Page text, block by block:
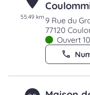
55.49 km 9 Rue du
77120
Ouvert